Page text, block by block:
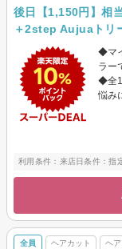
後日【1,150円】相
＋2step Aujuaトリ
◆マ
ラー
◆全
悩み
利用条件：来店日条件：
全員 ヘアカット ヘ